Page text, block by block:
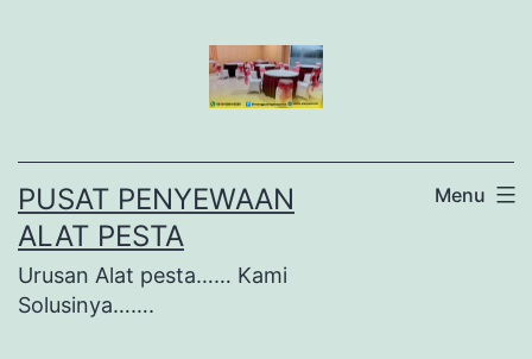
PUSAT PENYEWAAN
ALAT PESTA
Urusan Alat pesta…… Kami
Solusinya…….
Menu